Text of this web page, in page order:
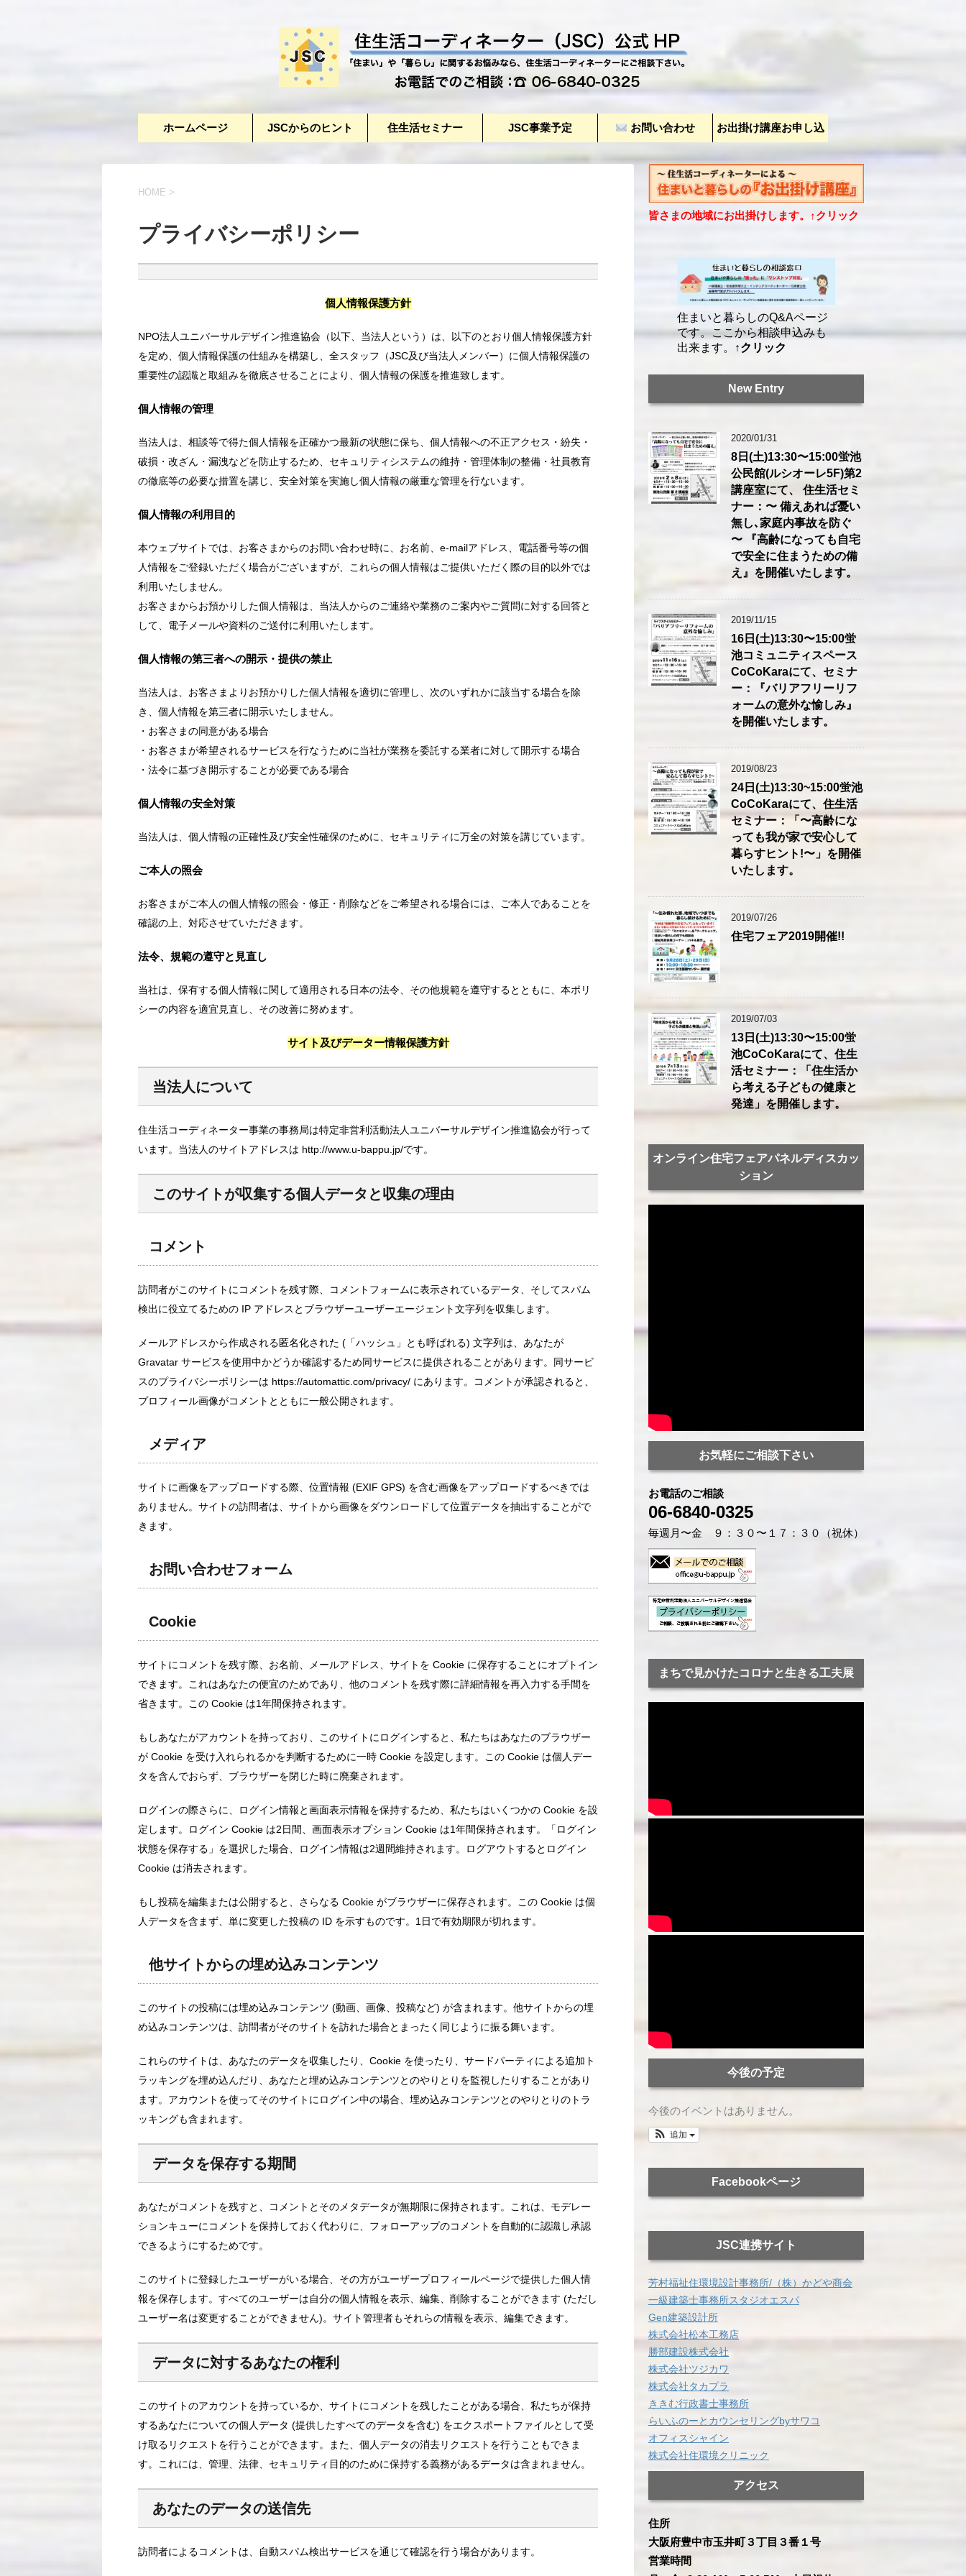
ホームページ JSCからのヒント 住生活セミナー JSC事業予定 お問い合わせ お出掛け講座お申し込
HOME >
プライバシーポリシー
個人情報保護方針
NPO法人ユニバーサルデザイン推進協会（以下、当法人という）は、以下のとおり個人情報保護方針
を定め、個人情報保護の仕組みを構築し、全スタッフ（JSC及び当法人メンバー）に個人情報保護の
重要性の認識と取組みを徹底させることにより、個人情報の保護を推進致します。
個人情報の管理
当法人は、相談等で得た個人情報を正確かつ最新の状態に保ち、個人情報への不正アクセス・紛失・
破損・改ざん・漏洩などを防止するため、セキュリティシステムの維持・管理体制の整備・社員教育
の徹底等の必要な措置を講じ、安全対策を実施し個人情報の厳重な管理を行ないます。
個人情報の利用目的
本ウェブサイトでは、お客さまからのお問い合わせ時に、お名前、e-mailアドレス、電話番号等の個
人情報をご登録いただく場合がございますが、これらの個人情報はご提供いただく際の目的以外では
利用いたしません。
お客さまからお預かりした個人情報は、当法人からのご連絡や業務のご案内やご質問に対する回答と
して、電子メールや資料のご送付に利用いたします。
個人情報の第三者への開示・提供の禁止
当法人は、お客さまよりお預かりした個人情報を適切に管理し、次のいずれかに該当する場合を除
き、個人情報を第三者に開示いたしません。
・お客さまの同意がある場合
・お客さまが希望されるサービスを行なうために当社が業務を委託する業者に対して開示する場合
・法令に基づき開示することが必要である場合
個人情報の安全対策
当法人は、個人情報の正確性及び安全性確保のために、セキュリティに万全の対策を講じています。
ご本人の照会
お客さまがご本人の個人情報の照会・修正・削除などをご希望される場合には、ご本人であることを
確認の上、対応させていただきます。
法令、規範の遵守と見直し
当社は、保有する個人情報に関して適用される日本の法令、その他規範を遵守するとともに、本ポリ
シーの内容を適宜見直し、その改善に努めます。
サイト及びデーター情報保護方針
当法人について
住生活コーディネーター事業の事務局は特定非営利活動法人ユニバーサルデザイン推進協会が行って
います。当法人のサイトアドレスは http://www.u-bappu.jp/です。
このサイトが収集する個人データと収集の理由
コメント
訪問者がこのサイトにコメントを残す際、コメントフォームに表示されているデータ、そしてスパム
検出に役立てるための IP アドレスとブラウザーユーザーエージェント文字列を収集します。
メールアドレスから作成される匿名化された (「ハッシュ」とも呼ばれる) 文字列は、あなたが
Gravatar サービスを使用中かどうか確認するため同サービスに提供されることがあります。同サービ
スのプライバシーポリシーは https://automattic.com/privacy/ にあります。コメントが承認されると、
プロフィール画像がコメントとともに一般公開されます。
メディア
サイトに画像をアップロードする際、位置情報 (EXIF GPS) を含む画像をアップロードするべきでは
ありません。サイトの訪問者は、サイトから画像をダウンロードして位置データを抽出することがで
きます。
お問い合わせフォーム
Cookie
サイトにコメントを残す際、お名前、メールアドレス、サイトを Cookie に保存することにオプトイン
できます。これはあなたの便宜のためであり、他のコメントを残す際に詳細情報を再入力する手間を
省きます。この Cookie は1年間保持されます。
もしあなたがアカウントを持っており、このサイトにログインすると、私たちはあなたのブラウザー
が Cookie を受け入れられるかを判断するために一時 Cookie を設定します。この Cookie は個人デー
タを含んでおらず、ブラウザーを閉じた時に廃棄されます。
ログインの際さらに、ログイン情報と画面表示情報を保持するため、私たちはいくつかの Cookie を設
定します。ログイン Cookie は2日間、画面表示オプション Cookie は1年間保持されます。「ログイン
状態を保存する」を選択した場合、ログイン情報は2週間維持されます。ログアウトするとログイン
Cookie は消去されます。
もし投稿を編集または公開すると、さらなる Cookie がブラウザーに保存されます。この Cookie は個
人データを含まず、単に変更した投稿の ID を示すものです。1日で有効期限が切れます。
他サイトからの埋め込みコンテンツ
このサイトの投稿には埋め込みコンテンツ (動画、画像、投稿など) が含まれます。他サイトからの埋
め込みコンテンツは、訪問者がそのサイトを訪れた場合とまったく同じように振る舞います。
これらのサイトは、あなたのデータを収集したり、Cookie を使ったり、サードパーティによる追加ト
ラッキングを埋め込んだり、あなたと埋め込みコンテンツとのやりとりを監視したりすることがあり
ます。アカウントを使ってそのサイトにログイン中の場合、埋め込みコンテンツとのやりとりのトラ
ッキングも含まれます。
データを保存する期間
あなたがコメントを残すと、コメントとそのメタデータが無期限に保持されます。これは、モデレー
ションキューにコメントを保持しておく代わりに、フォローアップのコメントを自動的に認識し承認
できるようにするためです。
このサイトに登録したユーザーがいる場合、その方がユーザープロフィールページで提供した個人情
報を保存します。すべてのユーザーは自分の個人情報を表示、編集、削除することができます (ただし
ユーザー名は変更することができません)。サイト管理者もそれらの情報を表示、編集できます。
データに対するあなたの権利
このサイトのアカウントを持っているか、サイトにコメントを残したことがある場合、私たちが保持
するあなたについての個人データ (提供したすべてのデータを含む) をエクスポートファイルとして受
け取るリクエストを行うことができます。また、個人データの消去リクエストを行うこともできま
す。これには、管理、法律、セキュリティ目的のために保持する義務があるデータは含まれません。
あなたのデータの送信先
訪問者によるコメントは、自動スパム検出サービスを通じて確認を行う場合があります。
皆さまの地域にお出掛けします。↑クリック
住まいと暮らしのQ&Aページ
です。ここから相談申込みも
出来ます。
↑クリック
New Entry
2020/01/31
8日(土)13:30〜15:00蛍池
公民館(ルシオーレ5F)第2
講座室にて、 住生活セミ
ナー：〜 備えあれば憂い
無し､家庭内事故を防ぐ
〜 『高齢になっても自宅
で安全に住まうための備
え』を開催いたします。
2019/11/15
16日(土)13:30〜15:00蛍
池コミュニティスペース
CoCoKaraにて、セミナ
ー：『バリアフリーリフ
ォームの意外な愉しみ』
を開催いたします。
2019/08/23
24日(土)13:30~15:00蛍池
CoCoKaraにて、住生活
セミナー：「〜高齢にな
っても我が家で安心して
暮らすヒント!〜」を開催
いたします。
2019/07/26
住宅フェア2019開催!!
2019/07/03
13日(土)13:30〜15:00蛍
池CoCoKaraにて、住生
活セミナー：「住生活か
ら考える子どもの健康と
発達」を開催します。
オンライン住宅フェアパネルディスカッ
ション
お気軽にご相談下さい
お電話のご相談
06-6840-0325
毎週月〜金 ９：３０〜１７：３０（祝休）
まちで見かけたコロナと生きる工夫展
今後の予定
今後のイベントはありません。
追加
Facebookページ
JSC連携サイト
芳村福祉住環境設計事務所/（株）かどや商会
一級建築士事務所スタジオエスパ
Gen建築設計所
株式会社松本工務店
勝部建設株式会社
株式会社ツジカワ
株式会社タカプラ
ききむ行政書士事務所
らいふのーとカウンセリングbyサワコ
オフィスシャイン
株式会社住環境クリニック
アクセス
住所
大阪府豊中市玉井町３丁目３番１号
営業時間